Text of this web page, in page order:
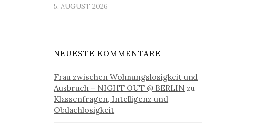
5. AUGUST 2026
NEUESTE KOMMENTARE
Frau zwischen Wohnungslosigkeit und
Ausbruch – NIGHT OUT @ BERLIN zu
Klassenfragen, Intelligenz und
Obdachlosigkeit